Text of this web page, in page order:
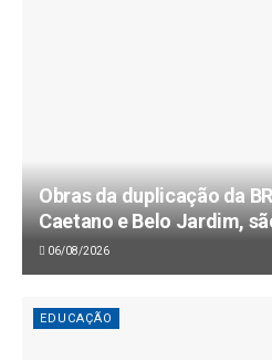
Obras da duplicação da
Caetano e Belo Jardim,
06/08/2026
EDUCAÇÃO